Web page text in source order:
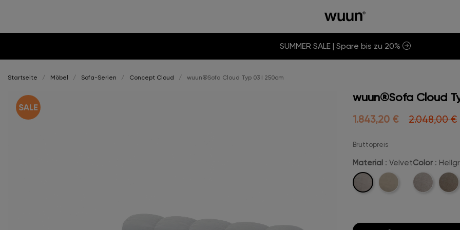
SUMMER SALE | Spare bis zu 20%
Startseite Möbel Sofa-Serien Concept Cloud wuun®Sofa Cloud Typ 03 I 250cm
wuun®Sofa Cloud
1.843,20 € 2.048,00 €
Bruttopreis
Material : Velvet
Velvet Boucle
Color :
Beige-